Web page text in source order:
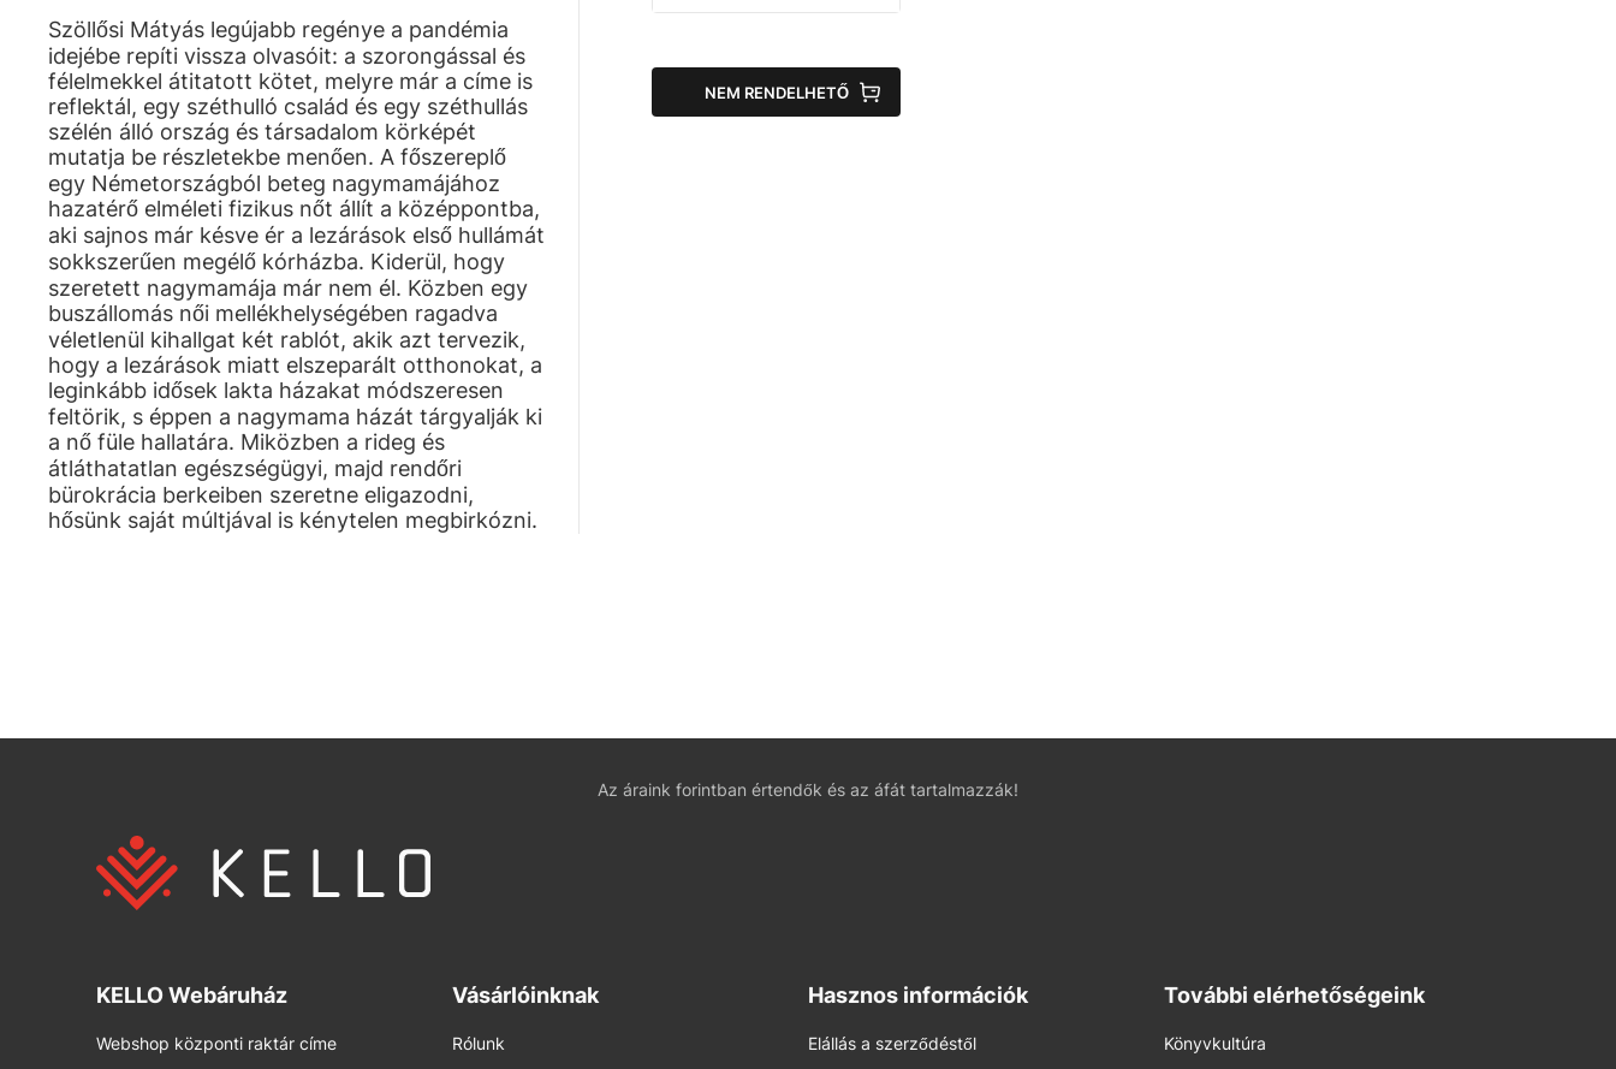
Szöllősi Mátyás legújabb regénye a pandémia
idejébe repíti vissza olvasóit: a szorongással és
félelmekkel átitatott kötet, melyre már a címe is
reflektál, egy széthulló család és egy széthullás
szélén álló ország és társadalom körképét
mutatja be részletekbe menően. A főszereplő
egy Németországból beteg nagymamájához
hazatérő elméleti fizikus nőt állít a középpontba,
aki sajnos már késve ér a lezárások első hullámát
sokkszerűen megélő kórházba. Kiderül, hogy
szeretett nagymamája már nem él. Közben egy
buszállomás női mellékhelységében ragadva
véletlenül kihallgat két rablót, akik azt tervezik,
hogy a lezárások miatt elszeparált otthonokat, a
leginkább idősek lakta házakat módszeresen
feltörik, s éppen a nagymama házát tárgyalják ki
a nő füle hallatára. Miközben a rideg és
átláthatatlan egészségügyi, majd rendőri
bürokrácia berkeiben szeretne eligazodni,
hősünk saját múltjával is kénytelen megbirkózni.
NEM RENDELHETŐ
Az áraink forintban értendők és az áfát tartalmazzák!
KELLO Webáruház
Webshop központi raktár címe
Vásárlóinknak
Rólunk
Hasznos információk
Elállás a szerződéstől
További elérhetőségeink
Könyvkultúra